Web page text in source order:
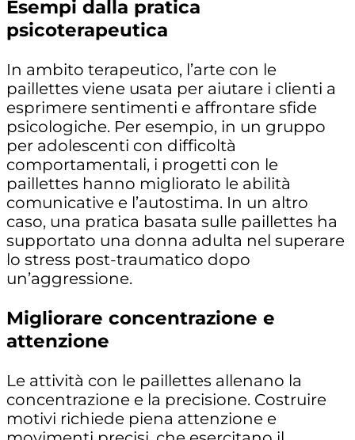
Esempi dalla pratica
psicoterapeutica
In ambito terapeutico, l’arte con le
paillettes viene usata per aiutare i clienti a
esprimere sentimenti e affrontare sfide
psicologiche. Per esempio, in un gruppo
per adolescenti con difficoltà
comportamentali, i progetti con le
paillettes hanno migliorato le abilità
comunicative e l’autostima. In un altro
caso, una pratica basata sulle paillettes ha
supportato una donna adulta nel superare
lo stress post-traumatico dopo
un’aggressione.
Migliorare concentrazione e
attenzione
Le attività con le paillettes allenano la
concentrazione e la precisione. Costruire
motivi richiede piena attenzione e